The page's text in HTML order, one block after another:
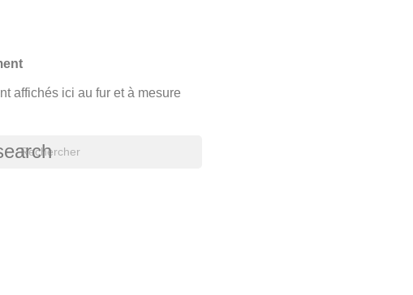
affichés ici au fur et à mesure